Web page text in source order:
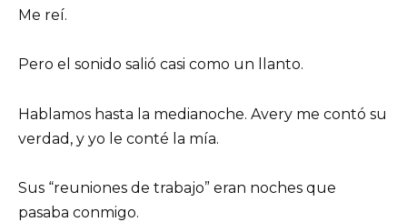
Me reí.
Pero el sonido salió casi como un llanto.
Hablamos hasta la medianoche. Avery me contó su
verdad, y yo le conté la mía.
Sus “reuniones de trabajo” eran noches que
pasaba conmigo.